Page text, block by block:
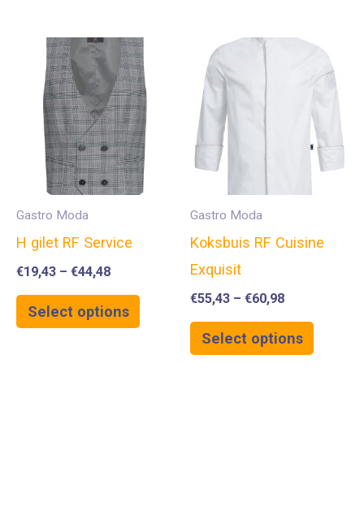
Gastro Moda
H gilet RF Service
€19,43 – €44,48
Select options
Gastro Moda
Koksbuis RF Cuisine
Exquisit
€55,43 – €60,98
Select options